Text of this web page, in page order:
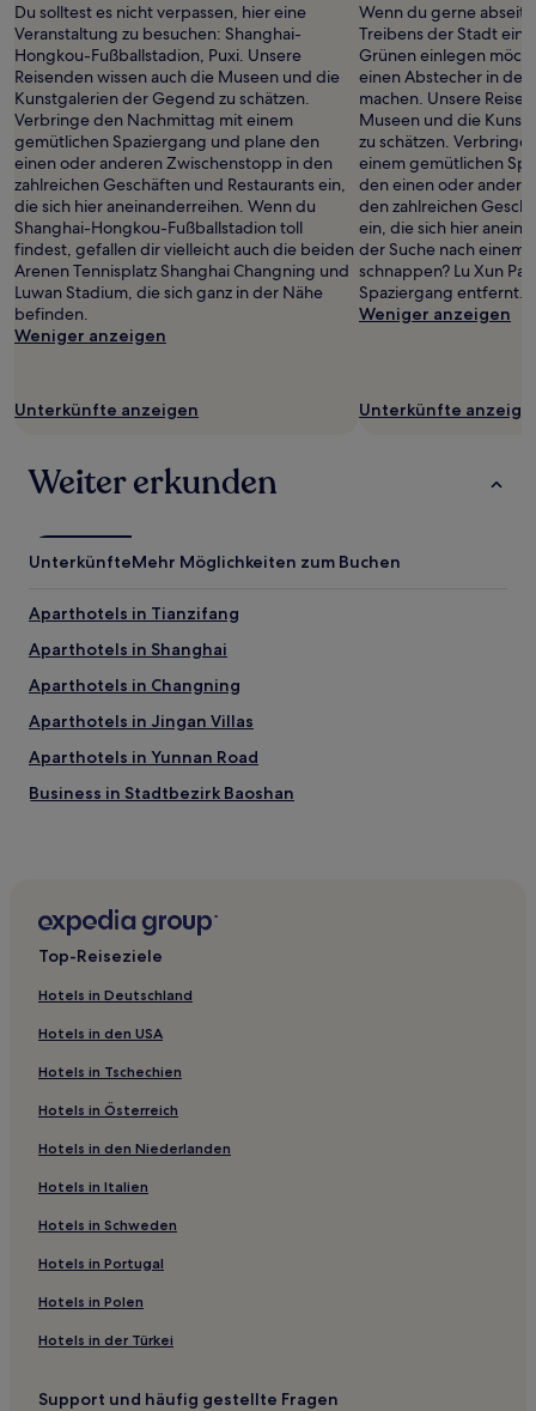
Du solltest es nicht verpassen, hier eine
Veranstaltung zu besuchen: Shanghai-
Hongkou-Fußballstadion, Puxi. Unsere
Reisenden wissen auch die Museen und die
Kunstgalerien der Gegend zu schätzen.
Verbringe den Nachmittag mit einem
gemütlichen Spaziergang und plane den
einen oder anderen Zwischenstopp in den
zahlreichen Geschäften und Restaurants ein,
die sich hier aneinanderreihen. Wenn du
Shanghai-Hongkou-Fußballstadion toll
findest, gefallen dir vielleicht auch die beiden
Arenen Tennisplatz Shanghai Changning und
Luwan Stadium, die sich ganz in der Nähe
befinden.
Weniger anzeigen
Unterkünfte anzeigen
Wenn du gerne
Treibens der Stadt
Grünen einlegen
einen Abstecher in den
machen. Unsere
Museen und die
zu schätzen.
einem gemütlichen
den einen oder
den zahlreichen
ein, die sich hier
der Suche nach einem
schnappen? Lu Xun
Spaziergang entfernt.
Weniger anzeigen
Unterkünfte
Weiter erkunden
UnterkünfteMehr Möglichkeiten zum Buchen
Aparthotels in Tianzifang
Aparthotels in Shanghai
Aparthotels in Changning
Aparthotels in Jingan Villas
Aparthotels in Yunnan Road
Business in Stadtbezirk Baoshan
Luxus nahe Tianzifang
Business in Jinshan
Günstige in Jinshan
Günstige in Zhujiajiao
Hotels mit Fitnessbereich in Jujiaqiao
Familien in Stadtbezirk Jiading
Business in Stadtbezirk Jiading
Hotels mit Pool nahe Zhangjiang Hi-Tech Park in Shanghai
Hotels mit Wellnessbereich nahe Zhangjiang Hi-Tech Park
Lgbtqia-Freundliche in Shanghai
Haustierfreundliche in Shanghai
Top-Reiseziele
Hotels in Deutschland
Hotels in den USA
Hotels in Tschechien
Hotels in Österreich
Hotels in den Niederlanden
Hotels in Italien
Hotels in Schweden
Hotels in Portugal
Hotels in Polen
Hotels in der Türkei
Support und häufig gestellte Fragen